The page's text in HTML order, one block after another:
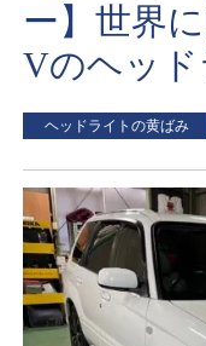
ー】世界
Vのヘッド
ヘッドライトの黄ばみ